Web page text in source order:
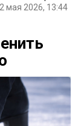
мая 2026, 13:44